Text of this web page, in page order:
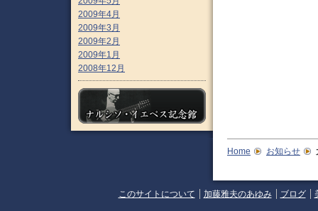
2009年4月
2009年3月
2009年2月
2009年1月
2008年12月
Home お知らせ
このサイトについて 加藤雅夫のあゆみ ブログ